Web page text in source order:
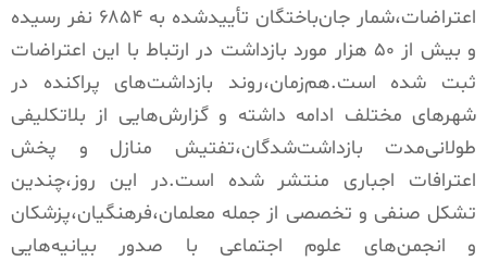
اعتراضات،شمار جان‌باختگان تأییدشده به ۶۸۵۴ نفر رسیده
و بیش از ۵۰ هزار مورد بازداشت در ارتباط با این اعتراضات
ثبت شده است.هم‌زمان،روند بازداشت‌های پراکنده در
شهرهای مختلف ادامه داشته و گزارش‌هایی از بلاتکلیفی
طولانی‌مدت بازداشت‌شدگان،تفتیش منازل و پخش
اعترافات اجباری منتشر شده است.در این روز،چندین
تشکل صنفی و تخصصی از جمله معلمان،فرهنگیان،پزشکان
و انجمن‌های علوم اجتماعی با صدور بیانیه‌هایی